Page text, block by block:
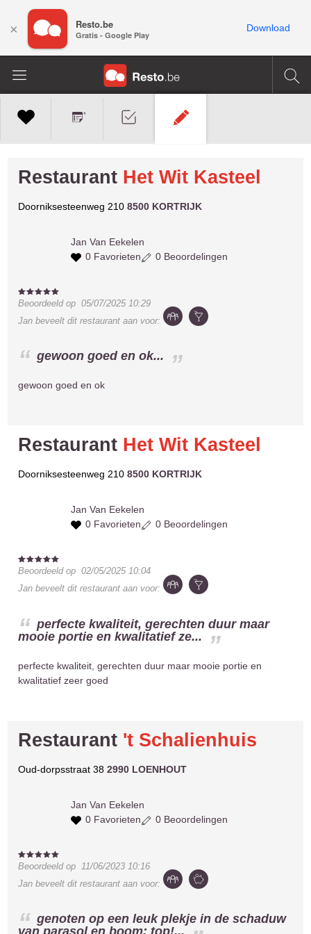
Restaurant Het Wit Kasteel
Doorniksesteenweg 2108500 KORTRIJK
Jan Van Eekelen
0 Favorieten
0 Beoordelingen
Beoordeeld op05/07/2025 10:29
Jan beveelt dit restaurant aan voor:
gewoon goed en ok...
gewoon goed en ok
Restaurant Het Wit Kasteel
Doorniksesteenweg 2108500 KORTRIJK
Jan Van Eekelen
0 Favorieten
0 Beoordelingen
Beoordeeld op02/05/2025 10:04
Jan beveelt dit restaurant aan voor:
perfecte kwaliteit, gerechten duur maar
mooie portie en kwalitatief ze...
perfecte kwaliteit, gerechten duur maar mooie portie en
kwalitatief zeer goed
Restaurant 't Schalienhuis
Oud-dorpsstraat 382990 LOENHOUT
Jan Van Eekelen
0 Favorieten
0 Beoordelingen
Beoordeeld op
11/06/2023 10:16
Jan beveelt dit restaurant aan voor:
genoten op een leuk plekje in de schaduw
× Resto.be
Gratis - Google Play
Download